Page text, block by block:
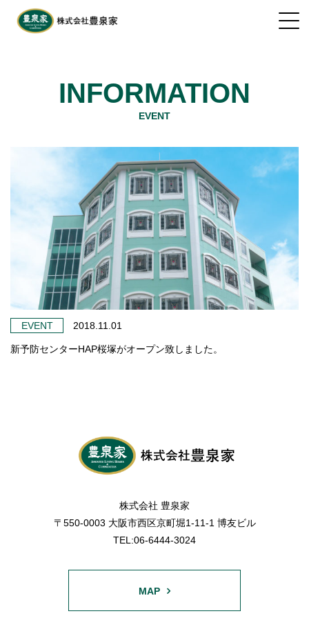
INFORMATION
EVENT
EVENT 2018.11.01
新予防センターHAP桜塚がオープン致しました。
株式会社 豊泉家
〒550-0003 大阪市西区京町堀1-11-1 博友ビル
TEL:06-6444-3024
MAP